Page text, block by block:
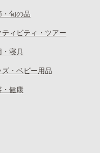
・旬の品
ティビティ・ツアー
・寝具
ズ・ベビー用品
・健康